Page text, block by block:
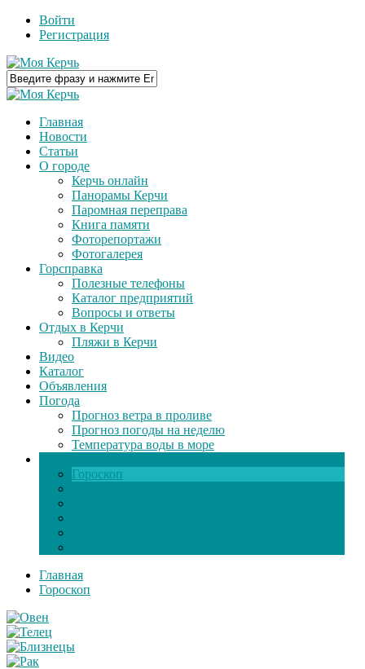
Войти
Регистрация
Главная
Новости
Статьи
О городе
Керчь онлайн
Панорамы Керчи
Паромная переправа
Книга памяти
Фоторепортажи
Фотогалерея
Горсправка
Полезные телефоны
Каталог предприятий
Вопросы и ответы
Отдых в Керчи
Пляжи в Керчи
Видео
Каталог
Объявления
Погода
Прогноз ветра в проливе
Прогноз погоды на неделю
Температура воды в море
Гороскоп
Главная
Гороскоп